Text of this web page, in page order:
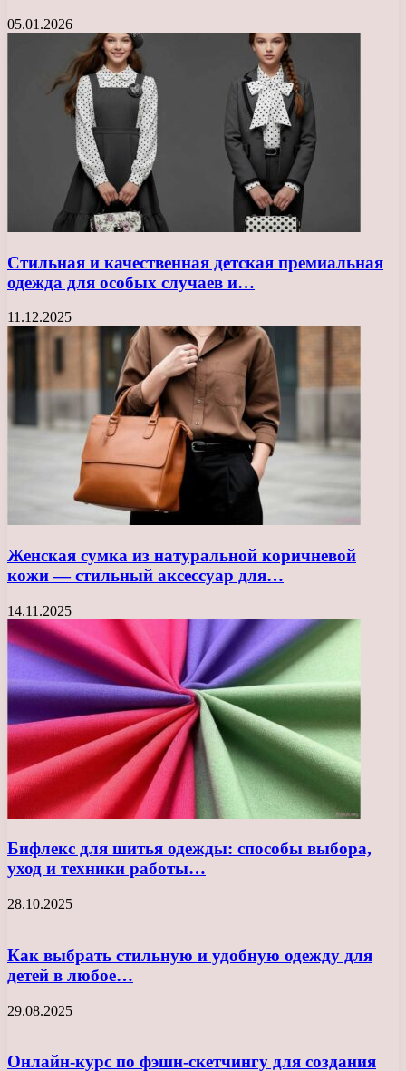
05.01.2026
Стильная и качественная детская премиальная
одежда для особых случаев и…
11.12.2025
Женская сумка из натуральной коричневой
кожи — стильный аксессуар для…
14.11.2025
Бифлекс для шитья одежды: способы выбора,
уход и техники работы…
28.10.2025
Как выбрать стильную и удобную одежду для
детей в любое…
29.08.2025
Онлайн-курс по фэшн-скетчингу для создания